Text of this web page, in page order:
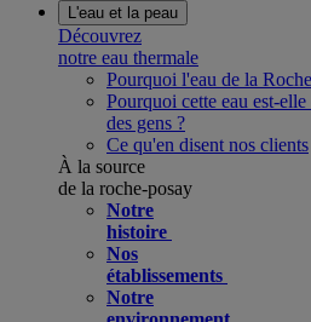
L'eau et la peau
Découvrez
notre eau thermale
Pourquoi l'eau de la
Pourquoi cette eau est-
des gens ?
Ce qu'en disent nos clients
À la source
de la roche-posay
Notre
histoire
Nos
établissements
Notre